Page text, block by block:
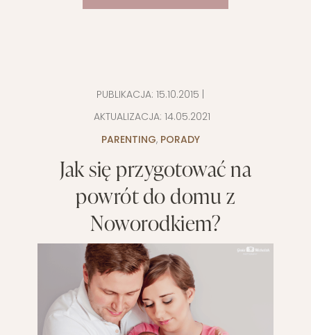
PUBLIKACJA: 15.10.2015 |
AKTUALIZACJA: 14.05.2021
PARENTING, PORADY
Jak się przygotować na
powrót do domu z
Noworodkiem?